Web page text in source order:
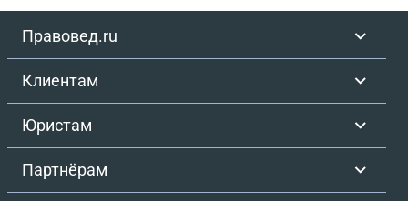
Правовед.ru
Клиентам
Юристам
Партнёрам